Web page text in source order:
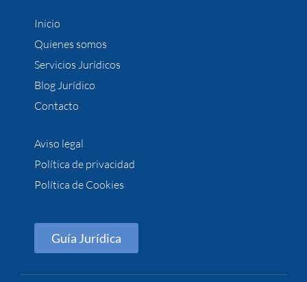
Inicio
Quienes somos
Servicios Jurídicos
Blog Jurídico
Contacto
Aviso legal
Política de privacidad
Política de Cookies
Guía Jurídica